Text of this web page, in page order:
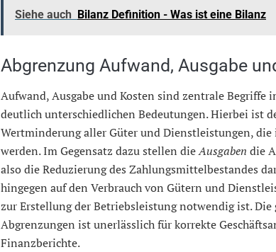
Siehe auch Bilanz Definition - Was ist eine Bilanz
Abgrenzung Aufwand, Ausgabe
Aufwand, Ausgabe und Kosten sind zentrale Begriffe
deutlich unterschiedlichen Bedeutungen. Hierbei ist
Wertminderung aller Güter und Dienstleistungen,
werden. Im Gegensatz dazu stellen dieAusgaben die
also die Reduzierung des Zahlungsmittelbestandes
hingegen auf den Verbrauch von Gütern und
zur Erstellung der Betriebsleistung notwendig ist. Die
Abgrenzungen ist unerlässlich für korrekte
Finanzberichte.